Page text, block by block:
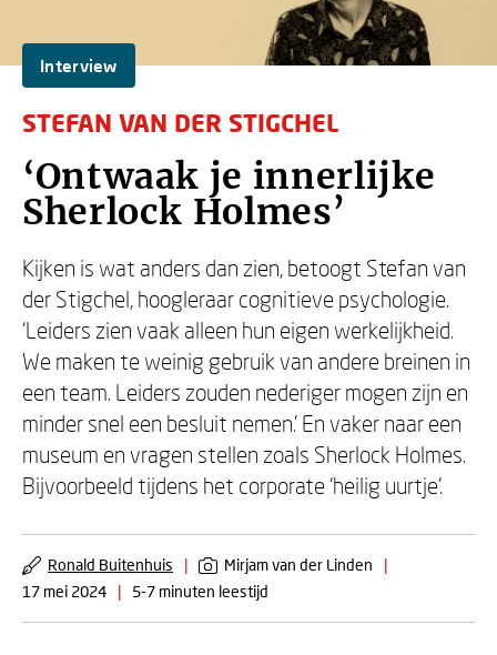
Interview
STEFAN VAN DER STIGCHEL
‘Ontwaak je innerlijke
Sherlock Holmes’
Kijken is wat anders dan zien, betoogt Stefan van
der Stigchel, hoogleraar cognitieve psychologie.
‘Leiders zien vaak alleen hun eigen werkelijkheid.
We maken te weinig gebruik van andere breinen in
een team. Leiders zouden nederiger mogen zijn en
minder snel een besluit nemen.’ En vaker naar een
museum en vragen stellen zoals Sherlock Holmes.
Bijvoorbeeld tijdens het corporate ‘heilig uurtje’.
Ronald Buitenhuis | Mirjam van der Linden
|
17 mei 2024
| 5-7 minuten leestijd